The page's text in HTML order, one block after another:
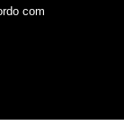
com